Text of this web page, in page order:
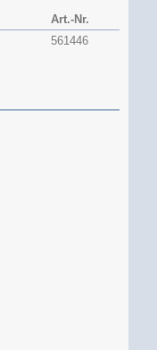
Art.-Nr.
561446